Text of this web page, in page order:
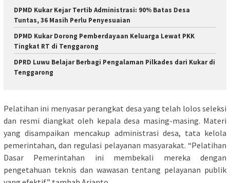
DPMD Kukar Kejar Tertib Administrasi: 90% Batas Desa
Tuntas, 36 Masih Perlu Penyesuaian
DPMD Kukar Dorong Pemberdayaan Keluarga Lewat PKK
Tingkat RT di Tenggarong
DPRD Luwu Belajar Berbagi Pengalaman Pilkades dari Kukar di
Tenggarong
Pelatihan ini menyasar perangkat desa yang telah lolos seleksi
dan resmi diangkat oleh kepala desa masing-masing. Materi
yang disampaikan mencakup administrasi desa, tata kelola
pemerintahan, dan regulasi pelayanan masyarakat. “Pelatihan
Dasar Pemerintahan ini membekali mereka dengan
pengetahuan teknis dan wawasan tentang pelayanan publik